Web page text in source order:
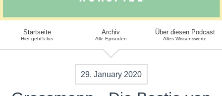
Startseite
Hier geht's los
Archiv
Alle Episoden
Über diesen Podcast
Alles Wissenswerte
29. January 2020